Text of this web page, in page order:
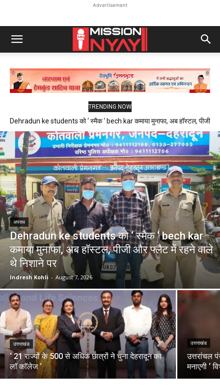
Advertisement
TRENDING NOW
Dehradun ke students को ‘ स्मैक ‘ bech kar कमाया मुनाफा, अब हॉस्टल, पीजी
अपराध
Dehradun ke students को ‘ स्मैक ‘ bech kar
कमाया मुनाफा, अब हॉस्टल, पीजी और फ्लैट में रहने वाले
थे निशाने पर
Indresh Kohli - August 7, 2026
उत्तराखंड
‘ 21 राज्यों के 500 से अधिक छात्रों ने चुना देहरादून का
लाॅ काॅलेज ‘
उत्तराखंड
उत्तरांचल
मनाएगी ‘